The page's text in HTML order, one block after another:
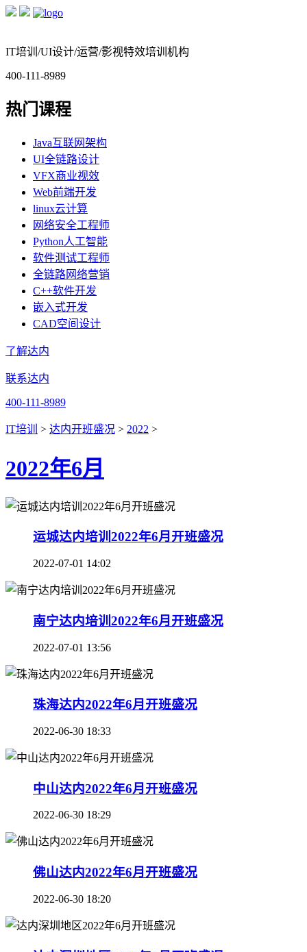
IT培训/UI设计/运营/影视特效培训机构
400-111-8989
热门课程
Java互联网架构
UI全链路设计
VFX商业视效
Web前端开发
linux云计算
网络安全工程师
Python人工智能
软件测试工程师
全链路网络营销
C++软件开发
嵌入式开发
CAD空间设计
了解达内
联系达内
400-111-8989
IT培训 > 达内开班盛况 > 2022 >
2022年6月
运城达内培训2022年6月开班盛况
2022-07-01 14:02
南宁达内培训2022年6月开班盛况
2022-07-01 13:56
珠海达内2022年6月开班盛况
2022-06-30 18:33
中山达内2022年6月开班盛况
2022-06-30 18:29
佛山达内2022年6月开班盛况
2022-06-30 18:20